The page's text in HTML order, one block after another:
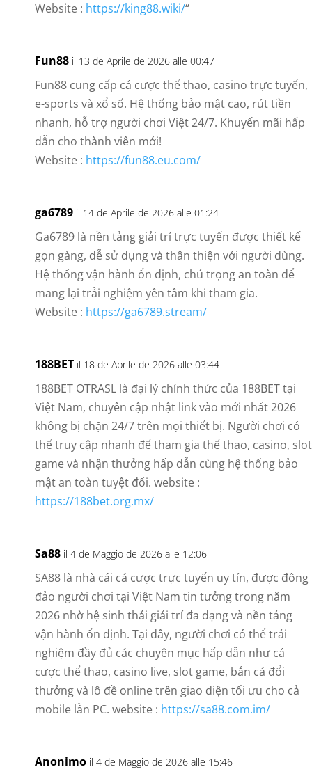
Website : https://king88.wiki/“
Fun88 il 13 de Aprile de 2026 alle 00:47
Fun88 cung cấp cá cược thể thao, casino trực tuyến,
e-sports và xổ số. Hệ thống bảo mật cao, rút tiền
nhanh, hỗ trợ người chơi Việt 24/7. Khuyến mãi hấp
dẫn cho thành viên mới!
Website : https://fun88.eu.com/
ga6789 il 14 de Aprile de 2026 alle 01:24
Ga6789 là nền tảng giải trí trực tuyến được thiết kế
gọn gàng, dễ sử dụng và thân thiện với người dùng.
Hệ thống vận hành ổn định, chú trọng an toàn để
mang lại trải nghiệm yên tâm khi tham gia.
Website : https://ga6789.stream/
188BET il 18 de Aprile de 2026 alle 03:44
188BET OTRASL là đại lý chính thức của 188BET tại
Việt Nam, chuyên cập nhật link vào mới nhất 2026
không bị chặn 24/7 trên mọi thiết bị. Người chơi có
thể truy cập nhanh để tham gia thể thao, casino, slot
game và nhận thưởng hấp dẫn cùng hệ thống bảo
mật an toàn tuyệt đối. website :
https://188bet.org.mx/
Sa88 il 4 de Maggio de 2026 alle 12:06
SA88 là nhà cái cá cược trực tuyến uy tín, được đông
đảo người chơi tại Việt Nam tin tưởng trong năm
2026 nhờ hệ sinh thái giải trí đa dạng và nền tảng
vận hành ổn định. Tại đây, người chơi có thể trải
nghiệm đầy đủ các chuyên mục hấp dẫn như cá
cược thể thao, casino live, slot game, bắn cá đổi
thưởng và lô đề online trên giao diện tối ưu cho cả
mobile lẫn PC. website : https://sa88.com.im/
Anonimo il 4 de Maggio de 2026 alle 15:46